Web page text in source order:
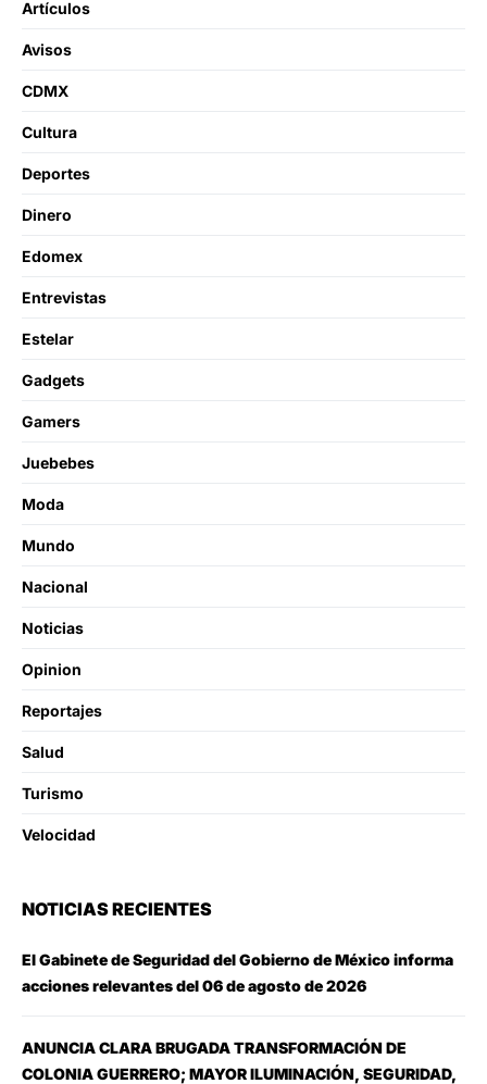
Artículos
Avisos
CDMX
Cultura
Deportes
Dinero
Edomex
Entrevistas
Estelar
Gadgets
Gamers
Juebebes
Moda
Mundo
Nacional
Noticias
Opinion
Reportajes
Salud
Turismo
Velocidad
NOTICIAS RECIENTES
El Gabinete de Seguridad del Gobierno de México informa
acciones relevantes del 06 de agosto de 2026
ANUNCIA CLARA BRUGADA TRANSFORMACIÓN DE
COLONIA GUERRERO; MAYOR ILUMINACIÓN, SEGURIDAD,